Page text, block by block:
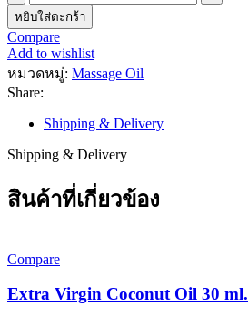
Facial
Massage
Oil
80
ml.
ชิ้น
หยิบใส่ตะกร้า
Compare
Add to wishlist
หมวดหมู่: Massage Oil
Share:
Shipping & Delivery
Shipping & Delivery
สินค้าที่เกี่ยวข้อง
Compare
Extra Virgin Coconut Oil 30 ml.